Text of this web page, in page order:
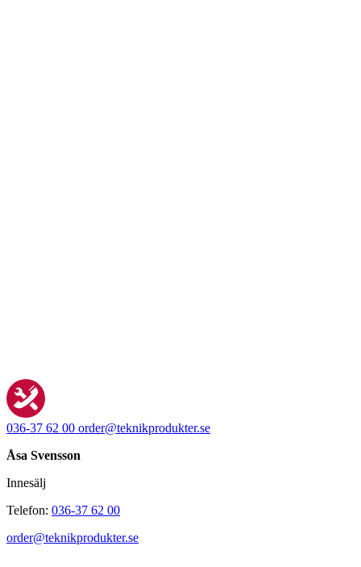
036-37 62 00 order@teknikprodukter.se
Åsa Svensson
Innesälj
Telefon: 036-37 62 00
order@teknikprodukter.se